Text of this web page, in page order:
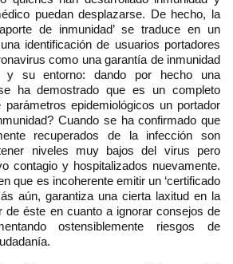
puedan desplazarse. De hecho, la
de inmunidad’ se traduce en un
identificación de usuarios portadores
como una garantía de inmunidad
y su entorno: dando por hecho una
ha demostrado que es un completo
epidemiológicos un portador
Cuando se ha confirmado que
recuperados de la infección son
niveles muy bajos del virus pero
contagio y hospitalizados nuevamente.
que es incoherente emitir un ‘certificado
aún, garantiza una cierta laxitud en la
de éste en cuanto a ignorar consejos de
ostensiblemente riesgos de